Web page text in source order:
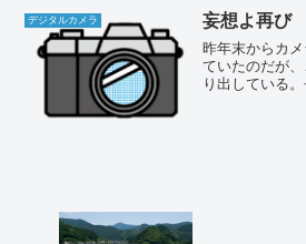
デジタルカメラ 妄想よ再び
昨年末からカ
ていたのだが
り出している